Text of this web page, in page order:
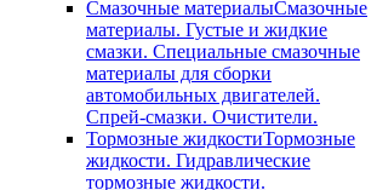
Смазочные материалыСмазочные
материалы. Густые и жидкие
смазки. Специальные смазочные
материалы для сборки
автомобильных двигателей.
Спрей-смазки. Очистители.
Тормозные жидкостиТормозные
жидкости. Гидравлические
тормозные жидкости.